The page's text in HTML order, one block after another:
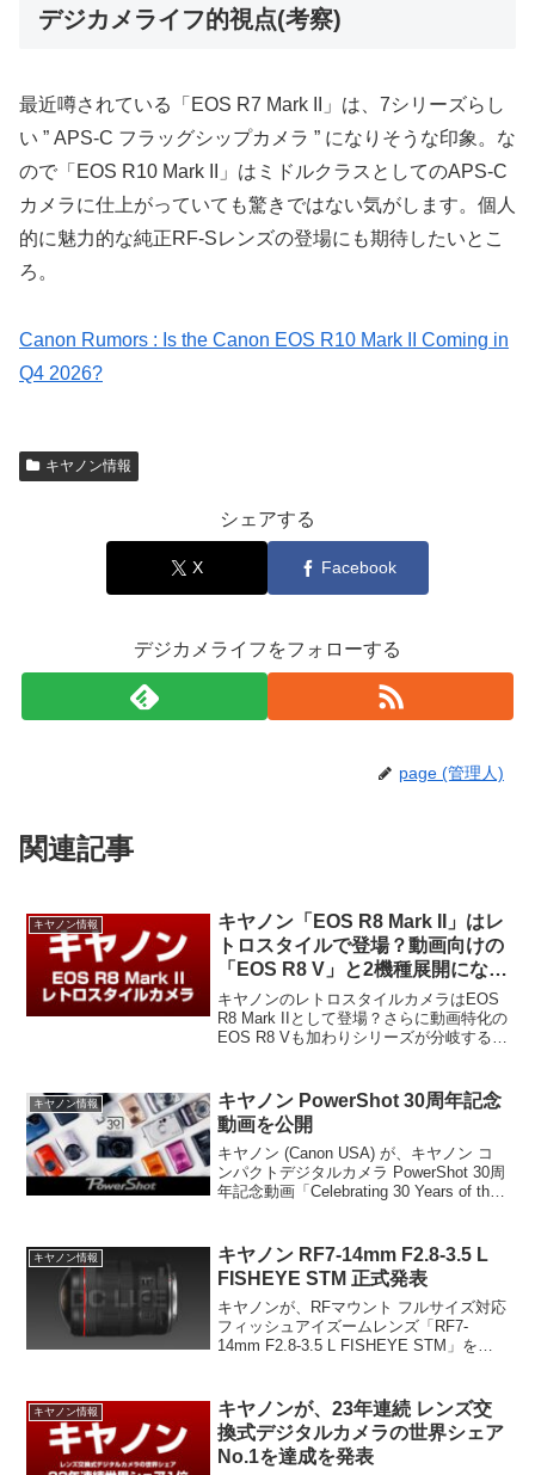
デジカメライフ的視点(考察)
最近噂されている「EOS R7 Mark II」は、7シリーズらし
い ” APS-C フラッグシップカメラ ” になりそうな印象。な
ので「EOS R10 Mark II」はミドルクラスとしてのAPS-C
カメラに仕上がっていても驚きではない気がします。個人
的に魅力的な純正RF-Sレンズの登場にも期待したいとこ
ろ。
Canon Rumors : Is the Canon EOS R10 Mark II Coming in
Q4 2026?
キヤノン情報
シェアする
X Facebook
デジカメライフをフォローする
page (管理人)
関連記事
キヤノン情報
キヤノン「EOS R8 Mark II」はレ
トロスタイルで登場？動画向けの
「EOS R8 V」と2機種展開になる
との噂
キヤノンのレトロスタイルカメラはEOS
R8 Mark IIとして登場？さらに動画特化の
EOS R8 Vも加わりシリーズが分岐すると
の新戦略を徹底考察します。
キヤノン情報
キヤノン PowerShot 30周年記念
動画を公開
キヤノン (Canon USA) が、キヤノン コ
ンパクトデジタルカメラ PowerShot 30周
年記念動画「Celebrating 30 Years of the
キヤノン情報
キヤノン RF7-14mm F2.8-3.5 L
FISHEYE STM 正式発表
キヤノンが、RFマウント フルサイズ対応
フィッシュアイズームレンズ「RF7-
14mm F2.8-3.5 L FISHEYE STM」を正
アイズームレンズに仕上がっており、ド
ロップインフィルターに対応していると
のこと。
キヤノン情報
キヤノンが、23年連続 レンズ交
換式デジタルカメラの世界シェア
No.1を達成を発表